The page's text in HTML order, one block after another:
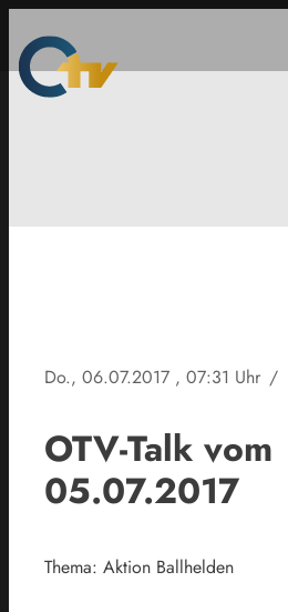
Do., 06.07.2017 , 07:31 Uhr /
OTV-Talk vom
05.07.2017
Thema: Aktion Ballhelden